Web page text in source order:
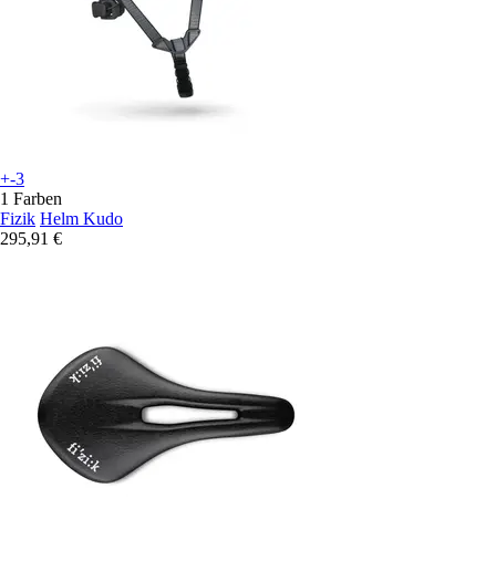
+-3
1 Farben
Fizik Helm Kudo
295,91 €